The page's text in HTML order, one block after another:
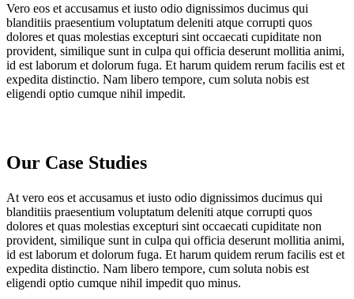
Vero eos et accusamus et iusto odio dignissimos ducimus qui
blanditiis praesentium voluptatum deleniti atque corrupti quos
dolores et quas molestias excepturi sint occaecati cupiditate non
provident, similique sunt in culpa qui officia deserunt mollitia animi,
id est laborum et dolorum fuga. Et harum quidem rerum facilis est et
expedita distinctio. Nam libero tempore, cum soluta nobis est
eligendi optio cumque nihil impedit.
Our Case Studies
At vero eos et accusamus et iusto odio dignissimos ducimus qui
blanditiis praesentium voluptatum deleniti atque corrupti quos
dolores et quas molestias excepturi sint occaecati cupiditate non
provident, similique sunt in culpa qui officia deserunt mollitia animi,
id est laborum et dolorum fuga. Et harum quidem rerum facilis est et
expedita distinctio. Nam libero tempore, cum soluta nobis est
eligendi optio cumque nihil impedit quo minus.